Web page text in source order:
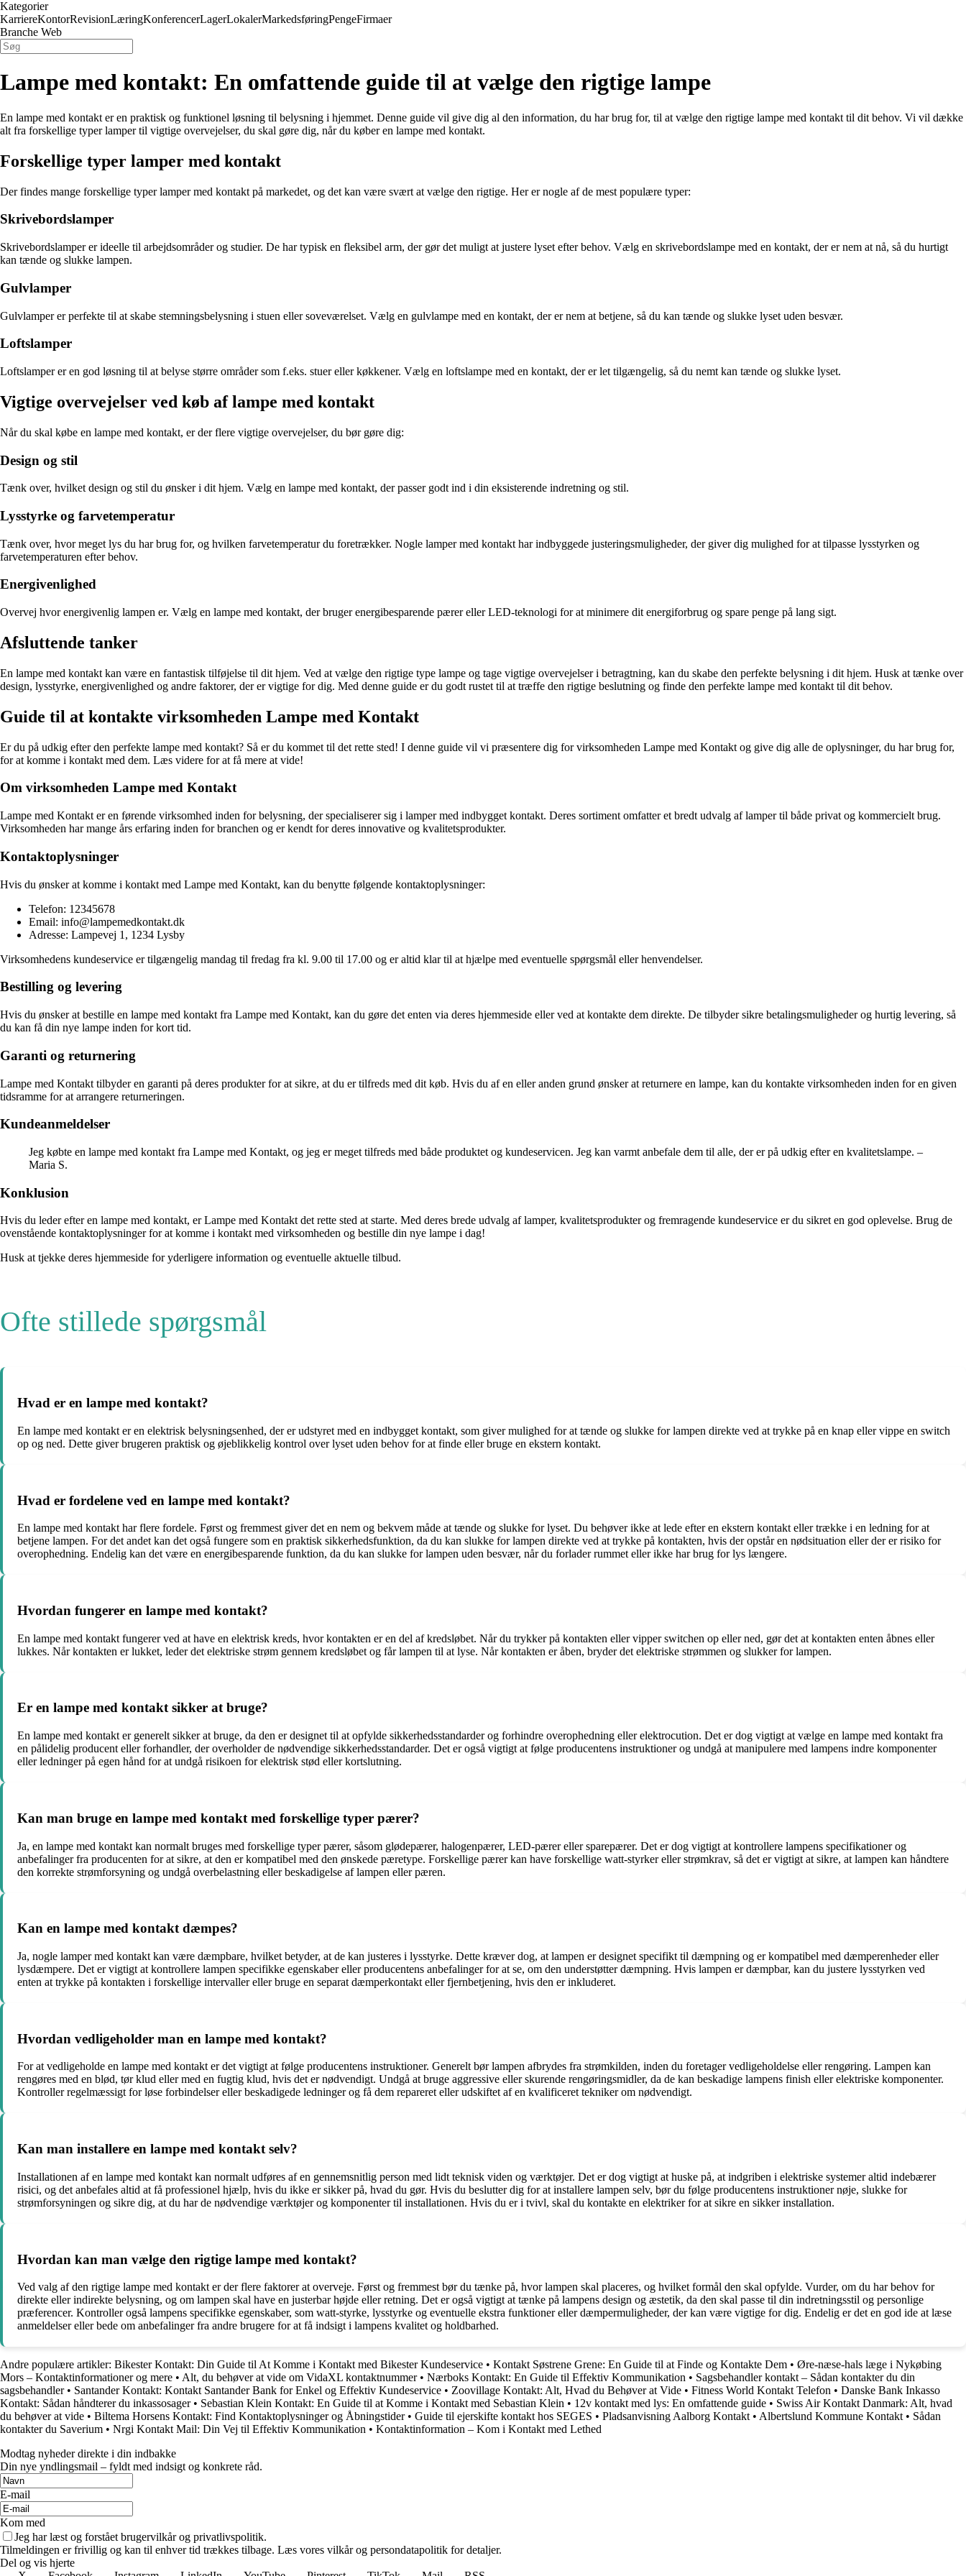
Kategorier
KarriereKontorRevisionLæringKonferencerLagerLokalerMarkedsføringPengeFirmaer
Branche Web
Lampe med kontakt: En omfattende guide til at vælge den rigtige lampe
En lampe med kontakt er en praktisk og funktionel løsning til belysning i hjemmet. Denne guide vil give dig al den information, du har brug for, til at vælge den rigtige lampe med kontakt til dit behov. Vi vil dække
alt fra forskellige typer lamper til vigtige overvejelser, du skal gøre dig, når du køber en lampe med kontakt.
Forskellige typer lamper med kontakt
Der findes mange forskellige typer lamper med kontakt på markedet, og det kan være svært at vælge den rigtige. Her er nogle af de mest populære typer:
Skrivebordslamper
Skrivebordslamper er ideelle til arbejdsområder og studier. De har typisk en fleksibel arm, der gør det muligt at justere lyset efter behov. Vælg en skrivebordslampe med en kontakt, der er nem at nå, så du hurtigt
kan tænde og slukke lampen.
Gulvlamper
Gulvlamper er perfekte til at skabe stemningsbelysning i stuen eller soveværelset. Vælg en gulvlampe med en kontakt, der er nem at betjene, så du kan tænde og slukke lyset uden besvær.
Loftslamper
Loftslamper er en god løsning til at belyse større områder som f.eks. stuer eller køkkener. Vælg en loftslampe med en kontakt, der er let tilgængelig, så du nemt kan tænde og slukke lyset.
Vigtige overvejelser ved køb af lampe med kontakt
Når du skal købe en lampe med kontakt, er der flere vigtige overvejelser, du bør gøre dig:
Design og stil
Tænk over, hvilket design og stil du ønsker i dit hjem. Vælg en lampe med kontakt, der passer godt ind i din eksisterende indretning og stil.
Lysstyrke og farvetemperatur
Tænk over, hvor meget lys du har brug for, og hvilken farvetemperatur du foretrækker. Nogle lamper med kontakt har indbyggede justeringsmuligheder, der giver dig mulighed for at tilpasse lysstyrken og
farvetemperaturen efter behov.
Energivenlighed
Overvej hvor energivenlig lampen er. Vælg en lampe med kontakt, der bruger energibesparende pærer eller LED-teknologi for at minimere dit energiforbrug og spare penge på lang sigt.
Afsluttende tanker
En lampe med kontakt kan være en fantastisk tilføjelse til dit hjem. Ved at vælge den rigtige type lampe og tage vigtige overvejelser i betragtning, kan du skabe den perfekte belysning i dit hjem. Husk at tænke over
design, lysstyrke, energivenlighed og andre faktorer, der er vigtige for dig. Med denne guide er du godt rustet til at træffe den rigtige beslutning og finde den perfekte lampe med kontakt til dit behov.
Guide til at kontakte virksomheden Lampe med Kontakt
Er du på udkig efter den perfekte lampe med kontakt? Så er du kommet til det rette sted! I denne guide vil vi præsentere dig for virksomheden Lampe med Kontakt og give dig alle de oplysninger, du har brug for,
for at komme i kontakt med dem. Læs videre for at få mere at vide!
Om virksomheden Lampe med Kontakt
Lampe med Kontakt er en førende virksomhed inden for belysning, der specialiserer sig i lamper med indbygget kontakt. Deres sortiment omfatter et bredt udvalg af lamper til både privat og kommercielt brug.
Virksomheden har mange års erfaring inden for branchen og er kendt for deres innovative og kvalitetsprodukter.
Kontaktoplysninger
Hvis du ønsker at komme i kontakt med Lampe med Kontakt, kan du benytte følgende kontaktoplysninger:
Telefon: 12345678
Email: info@lampemedkontakt.dk
Adresse: Lampevej 1, 1234 Lysby
Virksomhedens kundeservice er tilgængelig mandag til fredag ​​fra kl. 9.00 til 17.00 og er altid klar til at hjælpe med eventuelle spørgsmål eller henvendelser.
Bestilling og levering
Hvis du ønsker at bestille en lampe med kontakt fra Lampe med Kontakt, kan du gøre det enten via deres hjemmeside eller ved at kontakte dem direkte. De tilbyder sikre betalingsmuligheder og hurtig levering, så
du kan få din nye lampe inden for kort tid.
Garanti og returnering
Lampe med Kontakt tilbyder en garanti på deres produkter for at sikre, at du er tilfreds med dit køb. Hvis du af en eller anden grund ønsker at returnere en lampe, kan du kontakte virksomheden inden for en given
tidsramme for at arrangere returneringen.
Kundeanmeldelser
Jeg købte en lampe med kontakt fra Lampe med Kontakt, og jeg er meget tilfreds med både produktet og kundeservicen. Jeg kan varmt anbefale dem til alle, der er på udkig efter en kvalitetslampe. –
Maria S.
Konklusion
Hvis du leder efter en lampe med kontakt, er Lampe med Kontakt det rette sted at starte. Med deres brede udvalg af lamper, kvalitetsprodukter og fremragende kundeservice er du sikret en god oplevelse. Brug de
ovenstående kontaktoplysninger for at komme i kontakt med virksomheden og bestille din nye lampe i dag!
Husk at tjekke deres hjemmeside for yderligere information og eventuelle aktuelle tilbud.
Ofte stillede spørgsmål
Hvad er en lampe med kontakt?
En lampe med kontakt er en elektrisk belysningsenhed, der er udstyret med en indbygget kontakt, som giver mulighed for at tænde og slukke for lampen direkte ved at trykke på en knap eller vippe en switch
op og ned. Dette giver brugeren praktisk og øjeblikkelig kontrol over lyset uden behov for at finde eller bruge en ekstern kontakt.
Hvad er fordelene ved en lampe med kontakt?
En lampe med kontakt har flere fordele. Først og fremmest giver det en nem og bekvem måde at tænde og slukke for lyset. Du behøver ikke at lede efter en ekstern kontakt eller trække i en ledning for at
betjene lampen. For det andet kan det også fungere som en praktisk sikkerhedsfunktion, da du kan slukke for lampen direkte ved at trykke på kontakten, hvis der opstår en nødsituation eller der er risiko for
overophedning. Endelig kan det være en energibesparende funktion, da du kan slukke for lampen uden besvær, når du forlader rummet eller ikke har brug for lys længere.
Hvordan fungerer en lampe med kontakt?
En lampe med kontakt fungerer ved at have en elektrisk kreds, hvor kontakten er en del af kredsløbet. Når du trykker på kontakten eller vipper switchen op eller ned, gør det at kontakten enten åbnes eller
lukkes. Når kontakten er lukket, leder det elektriske strøm gennem kredsløbet og får lampen til at lyse. Når kontakten er åben, bryder det elektriske strømmen og slukker for lampen.
Er en lampe med kontakt sikker at bruge?
En lampe med kontakt er generelt sikker at bruge, da den er designet til at opfylde sikkerhedsstandarder og forhindre overophedning eller elektrocution. Det er dog vigtigt at vælge en lampe med kontakt fra
en pålidelig producent eller forhandler, der overholder de nødvendige sikkerhedsstandarder. Det er også vigtigt at følge producentens instruktioner og undgå at manipulere med lampens indre komponenter
eller ledninger på egen hånd for at undgå risikoen for elektrisk stød eller kortslutning.
Kan man bruge en lampe med kontakt med forskellige typer pærer?
Ja, en lampe med kontakt kan normalt bruges med forskellige typer pærer, såsom glødepærer, halogenpærer, LED-pærer eller sparepærer. Det er dog vigtigt at kontrollere lampens specifikationer og
anbefalinger fra producenten for at sikre, at den er kompatibel med den ønskede pæretype. Forskellige pærer kan have forskellige watt-styrker eller strømkrav, så det er vigtigt at sikre, at lampen kan håndtere
den korrekte strømforsyning og undgå overbelastning eller beskadigelse af lampen eller pæren.
Kan en lampe med kontakt dæmpes?
Ja, nogle lamper med kontakt kan være dæmpbare, hvilket betyder, at de kan justeres i lysstyrke. Dette kræver dog, at lampen er designet specifikt til dæmpning og er kompatibel med dæmperenheder eller
lysdæmpere. Det er vigtigt at kontrollere lampen specifikke egenskaber eller producentens anbefalinger for at se, om den understøtter dæmpning. Hvis lampen er dæmpbar, kan du justere lysstyrken ved
enten at trykke på kontakten i forskellige intervaller eller bruge en separat dæmperkontakt eller fjernbetjening, hvis den er inkluderet.
Hvordan vedligeholder man en lampe med kontakt?
For at vedligeholde en lampe med kontakt er det vigtigt at følge producentens instruktioner. Generelt bør lampen afbrydes fra strømkilden, inden du foretager vedligeholdelse eller rengøring. Lampen kan
rengøres med en blød, tør klud eller med en fugtig klud, hvis det er nødvendigt. Undgå at bruge aggressive eller skurende rengøringsmidler, da de kan beskadige lampens finish eller elektriske komponenter.
Kontroller regelmæssigt for løse forbindelser eller beskadigede ledninger og få dem repareret eller udskiftet af en kvalificeret tekniker om nødvendigt.
Kan man installere en lampe med kontakt selv?
Installationen af en lampe med kontakt kan normalt udføres af en gennemsnitlig person med lidt teknisk viden og værktøjer. Det er dog vigtigt at huske på, at indgriben i elektriske systemer altid indebærer
risici, og det anbefales altid at få professionel hjælp, hvis du ikke er sikker på, hvad du gør. Hvis du beslutter dig for at installere lampen selv, bør du følge producentens instruktioner nøje, slukke for
strømforsyningen og sikre dig, at du har de nødvendige værktøjer og komponenter til installationen. Hvis du er i tvivl, skal du kontakte en elektriker for at sikre en sikker installation.
Hvordan kan man vælge den rigtige lampe med kontakt?
Ved valg af den rigtige lampe med kontakt er der flere faktorer at overveje. Først og fremmest bør du tænke på, hvor lampen skal placeres, og hvilket formål den skal opfylde. Vurder, om du har behov for
direkte eller indirekte belysning, og om lampen skal have en justerbar højde eller retning. Det er også vigtigt at tænke på lampens design og æstetik, da den skal passe til din indretningsstil og personlige
præferencer. Kontroller også lampens specifikke egenskaber, som watt-styrke, lysstyrke og eventuelle ekstra funktioner eller dæmpermuligheder, der kan være vigtige for dig. Endelig er det en god ide at læse
anmeldelser eller bede om anbefalinger fra andre brugere for at få indsigt i lampens kvalitet og holdbarhed.
Andre populære artikler: Bikester Kontakt: Din Guide til At Komme i Kontakt med Bikester Kundeservice • Kontakt Søstrene Grene: En Guide til at Finde og Kontakte Dem • Øre-næse-hals læge i Nykøbing
Mors – Kontaktinformationer og mere • Alt, du behøver at vide om VidaXL kontaktnummer• Nærboks Kontakt: En Guide til Effektiv Kommunikation • Sagsbehandler kontakt – Sådan kontakter du din
sagsbehandler• Santander Kontakt: Kontakt Santander Bank for Enkel og Effektiv Kundeservice • Zoovillage Kontakt: Alt, Hvad du Behøver at Vide • Fitness World Kontakt Telefon • Danske Bank Inkasso
Kontakt: Sådan håndterer du inkassosager• Sebastian Klein Kontakt: En Guide til at Komme i Kontakt med Sebastian Klein • 12v kontakt med lys: En omfattende guide • Swiss Air Kontakt Danmark: Alt, hvad
du behøver at vide • Biltema Horsens Kontakt: Find Kontaktoplysninger og Åbningstider• Guide til ejerskifte kontakt hos SEGES • Pladsanvisning Aalborg Kontakt • Albertslund Kommune Kontakt • Sådan
kontakter du Saverium • Nrgi Kontakt Mail: Din Vej til Effektiv Kommunikation • Kontaktinformation – Kom i Kontakt med Lethed
Modtag nyheder direkte i din indbakke
Din nye yndlingsmail – fyldt med indsigt og konkrete råd.
E-mail
Kom med
Jeg har læst og forstået brugervilkår og privatlivspolitik.
Tilmeldingen er frivillig og kan til enhver tid trækkes tilbage. Læs vores vilkår og persondatapolitik for detaljer.
Del og vis hjerte